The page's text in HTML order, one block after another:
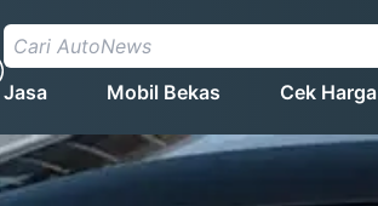
Jasa Mobil Bekas Cek Harga